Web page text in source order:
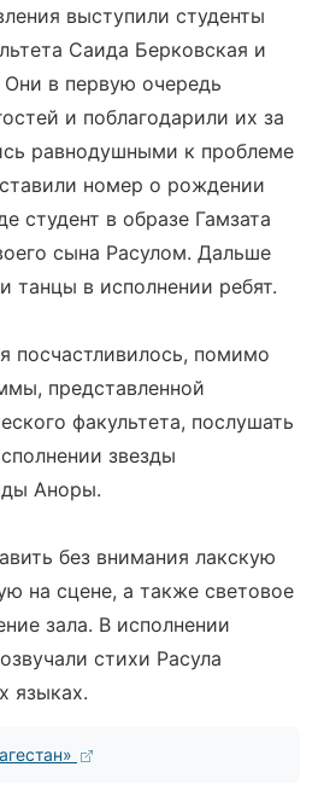
выступили студенты
Саида Берковская и
в первую очередь
и поблагодарили их за
равнодушными к проблеме
номер о рождении
студент в образе Гамзата
сына Расулом. Дальше
танцы в исполнении ребят.
посчастливилось, помимо
представленной
факультета, послушать
звезды
Аноры.
без внимания лакскую
на сцене, а также световое
зала. В исполнении
стихи Расула
языках.